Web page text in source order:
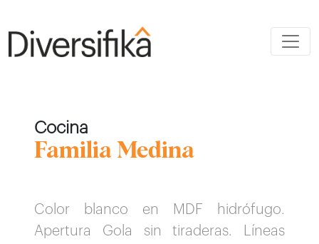
Cocina
Familia Medina
Color blanco en MDF hidrófugo.
Apertura Gola sin tiraderas. Líneas